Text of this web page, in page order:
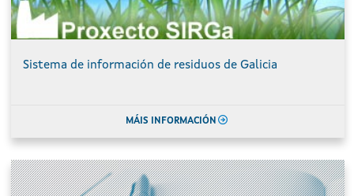
Sistema de información de residuos de Galicia
MÁIS INFORMACIÓN